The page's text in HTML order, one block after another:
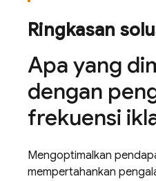
Ringkasan
Apa yang
dengan
frekuensi
Mengoptimalkan
mempertahankan